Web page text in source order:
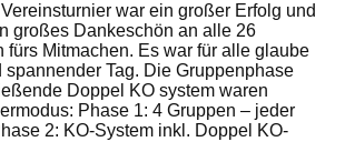
war ein großer Erfolg und
großes Dankeschön an alle 26
fürs Mitmachen. Es war für alle glaube
spannender Tag. Die Gruppenphase
Doppel KO system waren
Phase 1: 4 Gruppen – jeder
2: KO-System inkl. Doppel KO-